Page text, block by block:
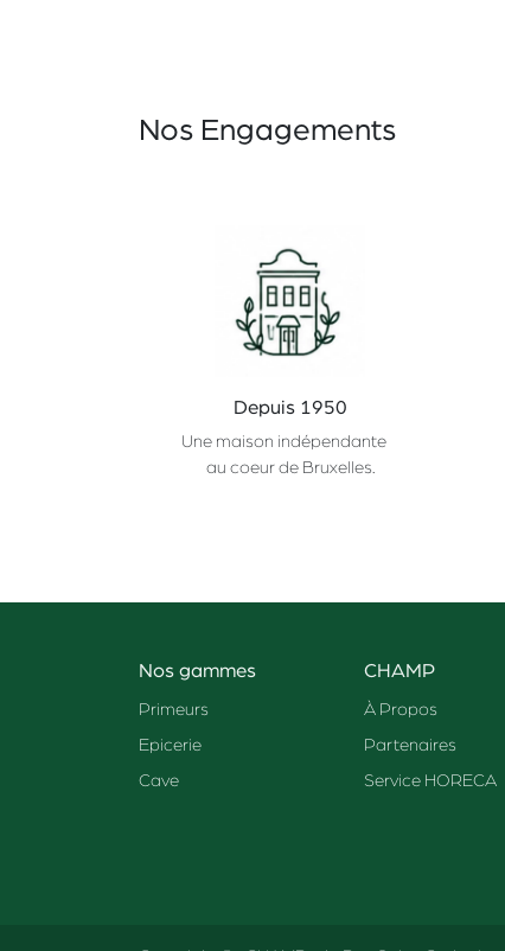
Nos Engagements
Depuis 1950
Une maison indépendante
au coeur de Bruxelles.
Nos gammes
Primeurs
Epicerie
Cave
CHAMP
À Propos
Partenaires
Service HORECA